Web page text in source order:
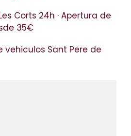
Corts 24h · Apertura de
35€
vehiculos Sant Pere de